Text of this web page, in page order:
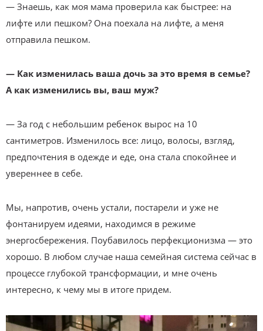
— Знаешь, как моя мама проверила как быстрее: на
лифте или пешком? Она поехала на лифте, а меня
отправила пешком.
— Как изменилась ваша дочь за это время в семье?
А как изменились вы, ваш муж?
— За год с небольшим ребенок вырос на 10
сантиметров. Изменилось все: лицо, волосы, взгляд,
предпочтения в одежде и еде, она стала спокойнее и
увереннее в себе.
Мы, напротив, очень устали, постарели и уже не
фонтанируем идеями, находимся в режиме
энергосбережения. Поубавилось перфекционизма — это
хорошо. В любом случае наша семейная система сейчас в
процессе глубокой трансформации, и мне очень
интересно, к чему мы в итоге придем.